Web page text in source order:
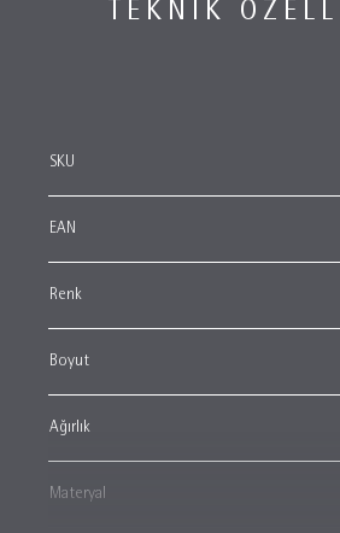
TEKNIK
SKU
EAN
Renk
Boyut
Ağırlık
Materyal